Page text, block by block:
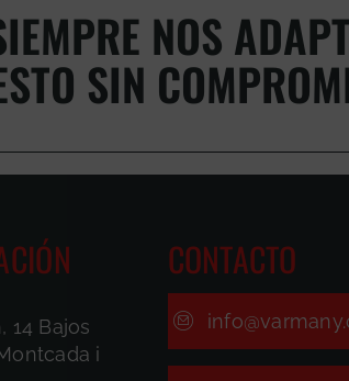
NOS
SIN
14 Bajos
i
CONTACTO